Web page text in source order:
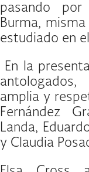
pasando
Burma,
estudiado en
En la
amplia y
Fernández
Landa,
y Claudia